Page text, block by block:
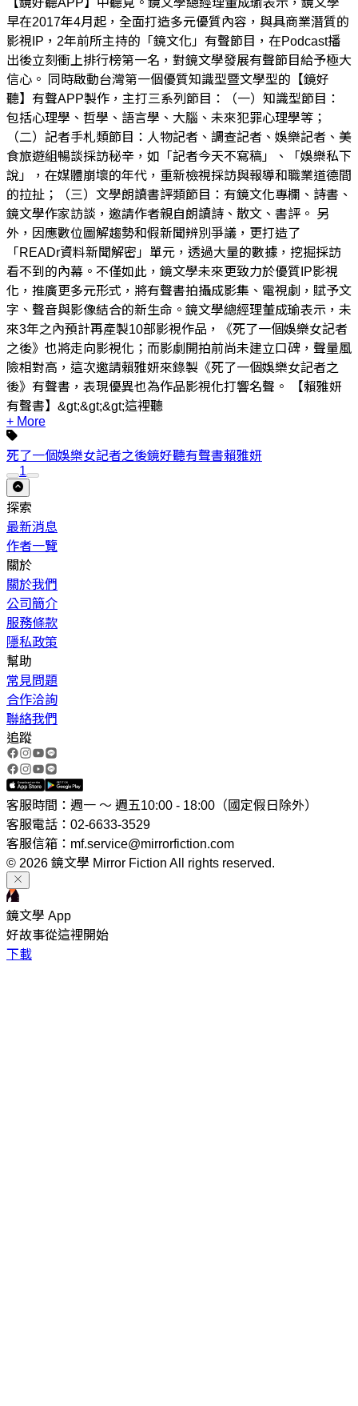
【鏡好聽APP】中聽見。鏡文學總經理董成瑜表示，鏡文學
早在2017年4月起，全面打造多元優質內容，與具商業潛質的
影視IP，2年前所主持的「鏡文化」有聲節目，在Podcast播
出後立刻衝上排行榜第一名，對鏡文學發展有聲節目給予極大
信心。 同時啟動台灣第一個優質知識型暨文學型的【鏡好
聽】有聲APP製作，主打三系列節目：（一）知識型節目：
包括心理學、哲學、語言學、大腦、未來犯罪心理學等；
（二）記者手札類節目：人物記者、調查記者、娛樂記者、美
食旅遊組暢談採訪秘辛，如「記者今天不寫稿」、「娛樂私下
說」，在媒體崩壞的年代，重新檢視採訪與報導和職業道德間
的拉扯；（三）文學朗讀書評類節目：有鏡文化專欄、詩書、
鏡文學作家訪談，邀請作者親自朗讀詩、散文、書評。 另
外，因應數位圖解趨勢和假新聞辨別爭議，更打造了
「READr資料新聞解密」單元，透過大量的數據，挖掘採訪
看不到的內幕。不僅如此，鏡文學未來更致力於優質IP影視
化，推廣更多元形式，將有聲書拍攝成影集、電視劇，賦予文
字、聲音與影像結合的新生命。鏡文學總經理董成瑜表示，未
來3年之內預計再產製10部影視作品，《死了一個娛樂女記者
之後》也將走向影視化；而影劇開拍前尚未建立口碑，聲量風
險相對高，這次邀請賴雅妍來錄製《死了一個娛樂女記者之
後》有聲書，表現優異也為作品影視化打響名聲。 【賴雅妍
有聲書】&gt;&gt;&gt;這裡聽
+ More
死了一個娛樂女記者之後鏡好聽有聲書賴雅妍
1
探索
最新消息
作者一覽
關於
關於我們
公司簡介
服務條款
隱私政策
幫助
常見問題
合作洽詢
聯絡我們
追蹤
客服時間：週一 ～ 週五10:00 - 18:00（國定假日除外）
客服電話：02-6633-3529
客服信箱：mf.service@mirrorfiction.com
© 2026 鏡文學 Mirror Fiction All rights reserved.
鏡文學 App
好故事從這裡開始
下載